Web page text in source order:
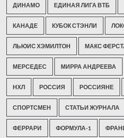
ДИНАМО ЕДИНАЯ ЛИГА ВТБ
КАНАДЕ КУБОК СТЭНЛИ
ЛЬЮИС ХЭМИЛТОН МАКС
МЕРСЕДЕС МИРРА АНДРЕЕВА
НХЛ РОССИЯ РОССИЯНЕ
СПОРТСМЕН СТАТЬИ ЖУРНАЛА
ФЕРРАРИ ФОРМУЛА-1